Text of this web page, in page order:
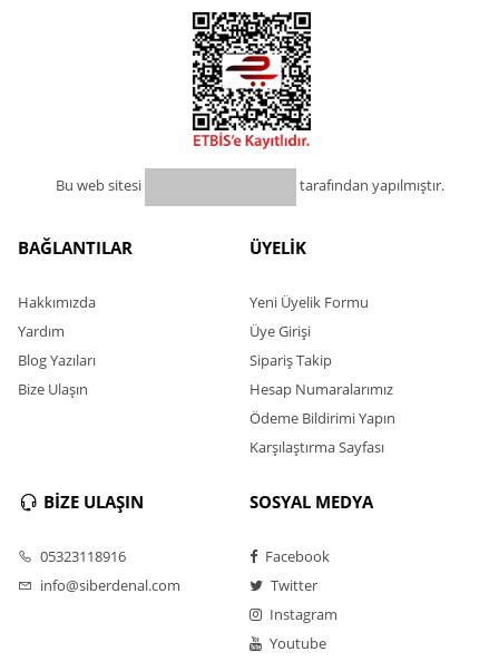
Bu web sitesi tarafından yapılmıştır.
BAĞLANTILAR
Hakkımızda
Yardım
Blog Yazıları
Bize Ulaşın
ÜYELİK
Yeni Üyelik Formu
Üye Girişi
Sipariş Takip
Hesap Numaralarımız
Ödeme Bildirimi Yapın
Karşılaştırma Sayfası
BİZE ULAŞIN
05323118916
info@siberdenal.com
SOSYAL MEDYA
Facebook
Twitter
Instagram
Youtube